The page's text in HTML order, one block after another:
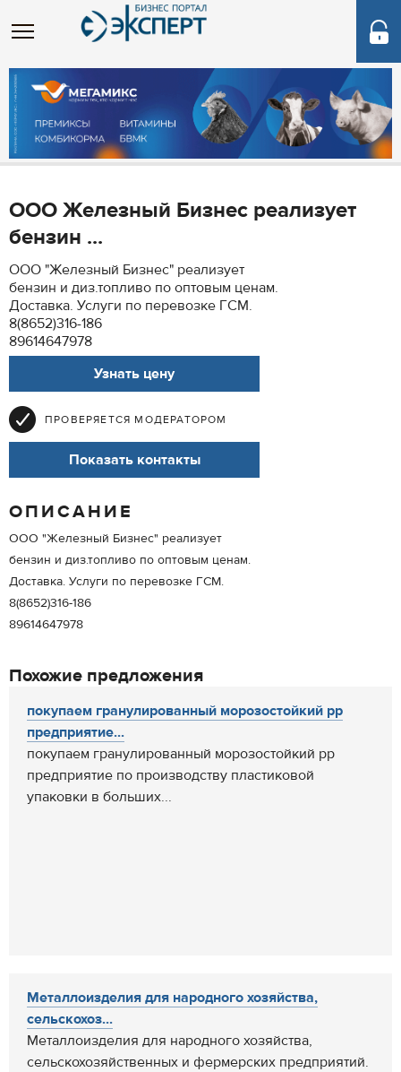
ООО Железный Бизнес реализует
бензин ...
ООО "Железный Бизнес" реализует
бензин и диз.топливо по оптовым ценам.
Доставка. Услуги по перевозке ГСМ.
8(8652)316-186
89614647978
Узнать цену
ПРОВЕРЯЕТСЯ МОДЕРАТОРОМ
Показать контакты
ОПИСАНИЕ
ООО "Железный Бизнес" реализует
бензин и диз.топливо по оптовым ценам.
Доставка. Услуги по перевозке ГСМ.
8(8652)316-186
89614647978
Похожие предложения
покупаем гранулированный морозостойкий pp
предприятие...
покупаем гранулированный морозостойкий pp
предприятие по производству пластиковой
упаковки в больших...
Металлоизделия для народного хозяйства,
сельскохоз...
Металлоизделия для народного хозяйства,
сельскохозяйственных и фермерских предприятий.